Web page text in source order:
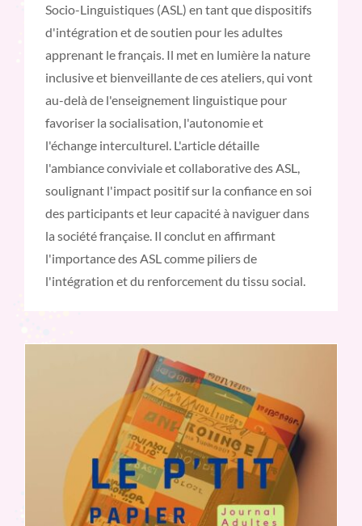
Socio-Linguistiques (ASL) en tant que dispositifs
d'intégration et de soutien pour les adultes
apprenant le français. Il met en lumière la nature
inclusive et bienveillante de ces ateliers, qui vont
au-delà de l'enseignement linguistique pour
favoriser la socialisation, l'autonomie et
l'échange interculturel. L'article détaille
l'ambiance conviviale et collaborative des ASL,
soulignant l'impact positif sur la confiance en soi
des participants et leur capacité à naviguer dans
la société française. Il conclut en affirmant
l'importance des ASL comme piliers de
l'intégration et du renforcement du tissu social.